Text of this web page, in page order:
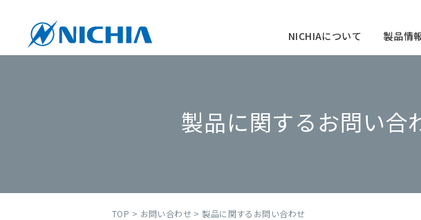
NICHIAについて 製品情
製品に関するお問い合
TOP > お問い合わせ > 製品に関するお問い合わせ